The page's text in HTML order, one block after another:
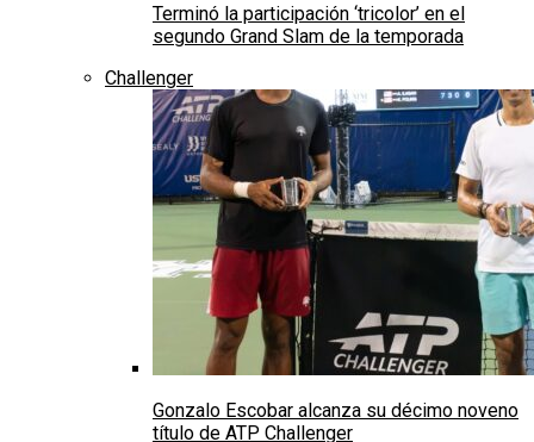
Terminó la participación ‘tricolor’ en el
segundo Grand Slam de la temporada
Challenger
Gonzalo Escobar alcanza su décimo noveno
título de ATP Challenger